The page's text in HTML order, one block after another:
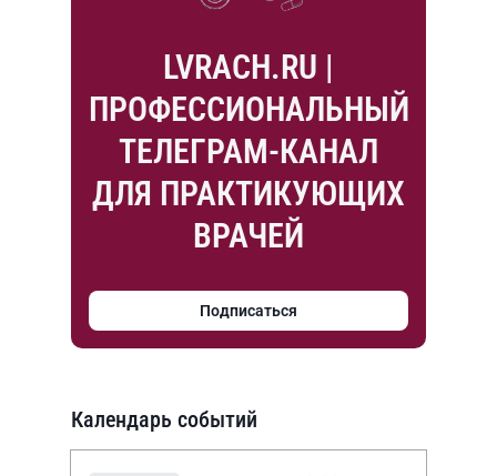
LVRACH.RU |
ПРОФЕССИОНАЛЬНЫЙ
ТЕЛЕГРАМ-КАНАЛ
ДЛЯ ПРАКТИКУЮЩИХ
ВРАЧЕЙ
Подписаться
Календарь событий